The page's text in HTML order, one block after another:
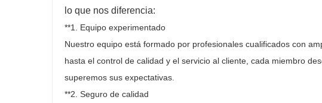
lo que nos diferencia:
**1. Equipo experimentado
Nuestro equipo está formado por profesionales cualificados con
hasta el control de calidad y el servicio al cliente, cada miembro
superemos sus expectativas.
**2. Seguro de calidad